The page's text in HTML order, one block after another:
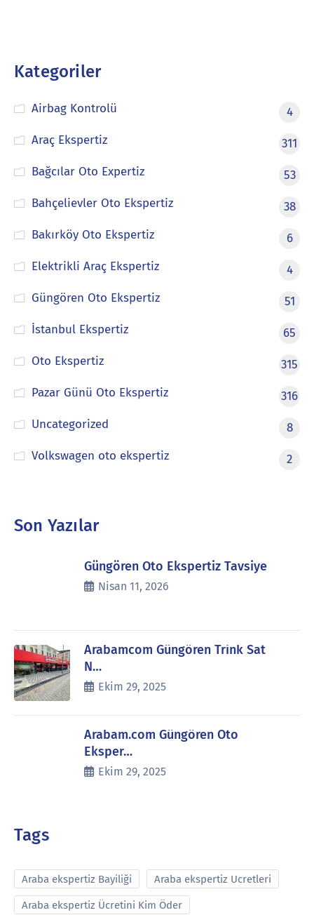
Kategoriler
Airbag Kontrolü
4
Araç Ekspertiz
311
Bağcılar Oto Expertiz
53
Bahçelievler Oto Ekspertiz
38
Bakırköy Oto Ekspertiz
6
Elektrikli Araç Ekspertiz
4
Güngören Oto Ekspertiz
51
İstanbul Ekspertiz
65
Oto Ekspertiz
315
Pazar Günü Oto Ekspertiz
316
Uncategorized
8
Volkswagen oto ekspertiz
2
Son Yazılar
Güngören Oto Ekspertiz Tavsiye
Nisan 11, 2026
Arabamcom Güngören Trink Sat
N…
Ekim 29, 2025
Arabam.com Güngören Oto
Eksper…
Ekim 29, 2025
Tags
Araba ekspertiz Bayiliği Araba ekspertiz Ucretleri
Araba ekspertiz Ücretini Kim Öder